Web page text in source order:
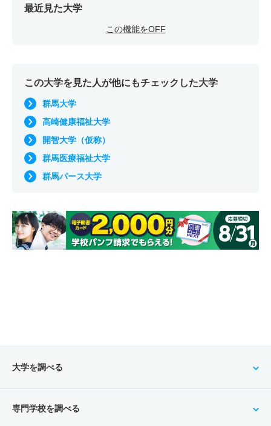
最近見た大学
この機能をOFF
この大学を見た人が他にもチェックした大学
群馬大学
高崎健康福祉大学
開智大学（仮称）
群馬医療福祉大学
群馬パース大学
大学を調べる
専門学校を調べる